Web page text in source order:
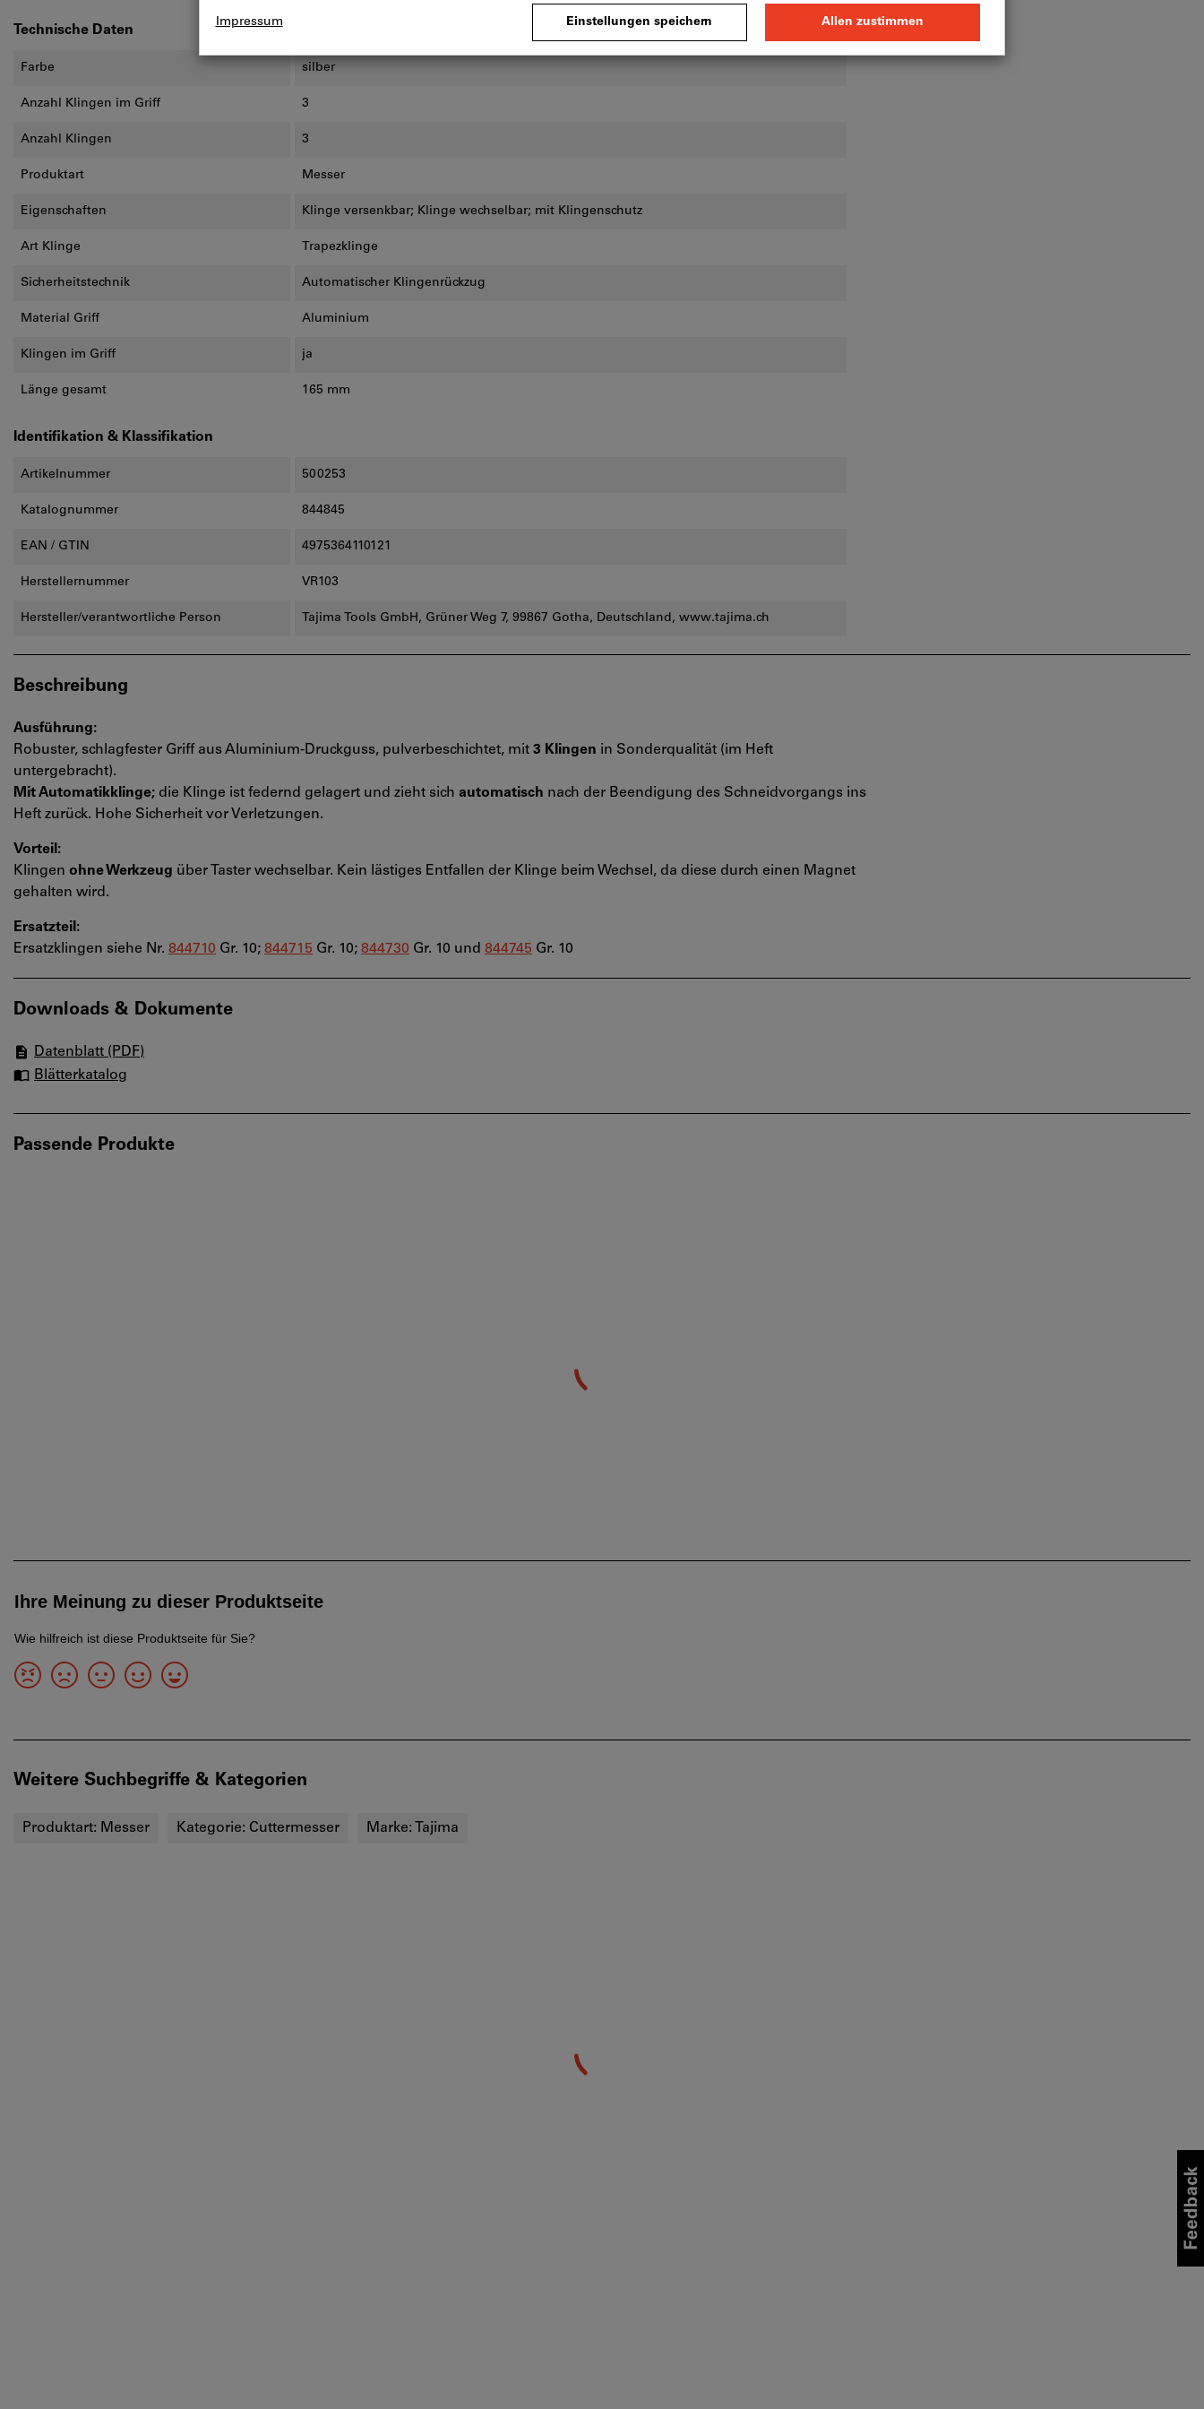
Technische Daten
Farbe silber
Anzahl Klingen im Griff 3
Anzahl Klingen 3
Produktart Messer
Eigenschaften Klinge versenkbar; Klinge wechselbar; mit Klingenschutz
Art Klinge Trapezklinge
Sicherheitstechnik Automatischer Klingenrückzug
Material Griff Aluminium
Klingen im Griff ja
Länge gesamt 165 mm
Identifikation & Klassifikation
Artikelnummer 500253
Katalognummer 844845
EAN / GTIN 4975364110121
Herstellernummer VR103
Hersteller/verantwortliche Person Tajima Tools GmbH, Grüner Weg 7, 99867 Gotha, Deutschland, www.tajima.ch
Beschreibung
Ausführung:
Robuster, schlagfester Griff aus Aluminium-Druckguss, pulverbeschichtet, mit 3 Klingen in Sonderqualität (im Heft
untergebracht).
Mit Automatikklinge; die Klinge ist federnd gelagert und zieht sich automatisch nach der Beendigung des Schneidvorgangs ins
Heft zurück. Hohe Sicherheit vor Verletzungen.
Vorteil:
Klingen ohne Werkzeug über Taster wechselbar. Kein lästiges Entfallen der Klinge beim Wechsel, da diese durch einen Magnet
gehalten wird.
Ersatzteil:
Ersatzklingen siehe Nr. 844710 Gr. 10; 844715 Gr. 10; 844730 Gr. 10 und 844745 Gr. 10
Downloads & Dokumente
Datenblatt (PDF)
Blätterkatalog
Passende Produkte
Weitere Suchbegriffe & Kategorien
Produktart: Messer Kategorie: Cuttermesser Marke: Tajima